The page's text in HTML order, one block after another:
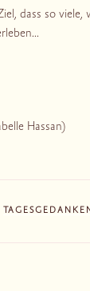
dass so viele,
Hassan)